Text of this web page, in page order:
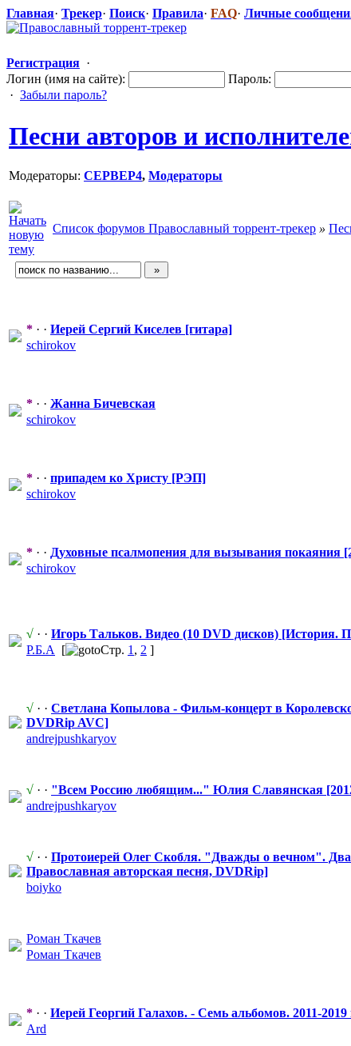
Главная· Трекер· Поиск· Правила· FAQ· Личные
Регистрация ·
Логин (имя на сайте):
Пароль:
· Забыли пароль?
Песни авторов и
Модераторы: CEPBEP4, Модераторы
Список форумов Православный торрент-трекер »
* · · Иерей Сергий Киселев [гитара]
schirokov
* · · Жанна Бичевская
schirokov
* · · припадем ко Христу [РЭП]
schirokov
* · · Духовные псалмопения для вызывания покаяния
schirokov
√ · · Игорь Тальков. Видео (10 DVD дисков) [История.
Р.Б.А
[ Стр. 1 , 2 ]
√ · · Светлана Копылова - Фильм-концер​т в
DVDRip AVC]
andrejpushka​ryov
√ · · "Всем Россию любящим..." Юлия Славянская
andrejpushka​ryov
√ · · Протоиерей Олег Скобля. "Дважды о вечном".
Православная ​ авторская песня, DVDRip]
boiyko
Роман Ткачев
Роман Ткачев
* · · Иерей Георгий Галахов. - Семь альбомов. 2011-
Ard